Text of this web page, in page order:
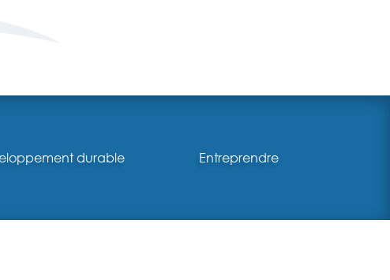
durable Entreprendre